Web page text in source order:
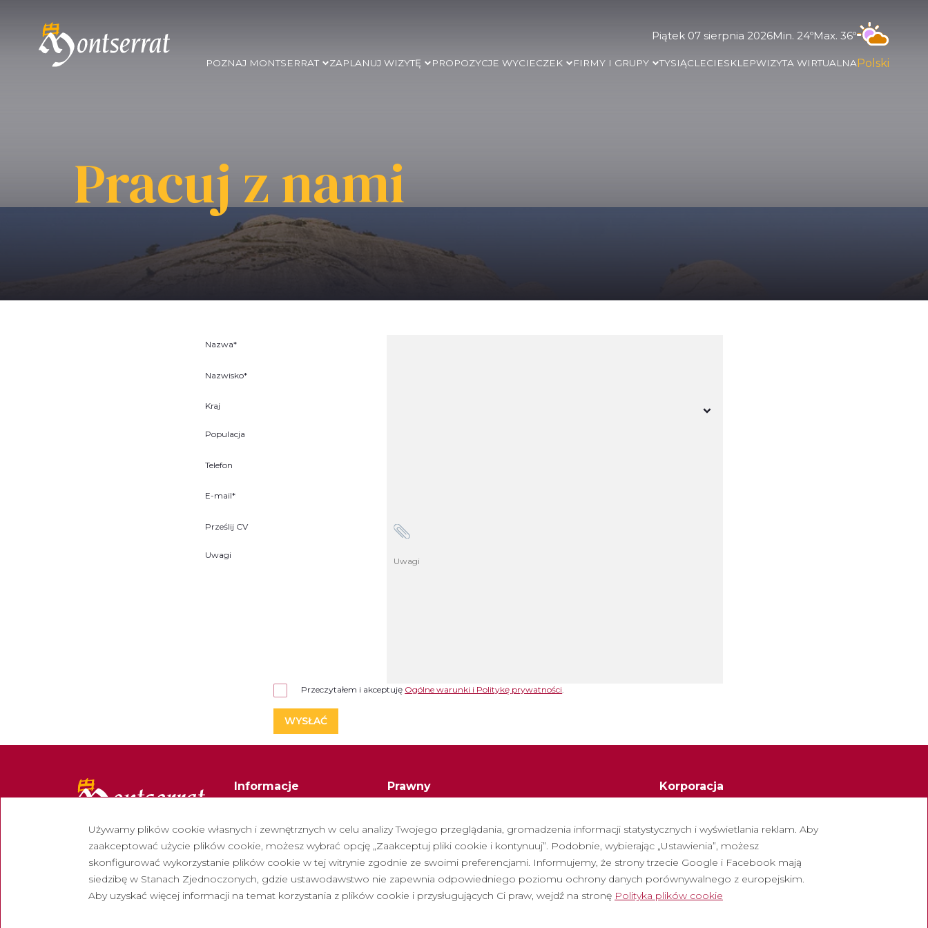
Piątek 07 sierpnia 2026Min. 24ºMax. 36º
POZNAJ MONTSERRAT ZAPLANUJ WIZYTĘ PROPOZYCJE WYCIECZEK FIRMY I GRUPY TYSIĄCLECIESKLEPWIZYTA WIRTUALNAPolski
Pracuj z nami
Nazwa*
Nazwisko*
Kraj
Populacja
Telefon
E-mail*
Prześlij CV
Uwagi
Przeczytałem i akceptuję Ogólne warunki i Politykę prywatności
WYSŁAĆ
Informacje
Biuletyn
Pracuj z nami
Często zadawane pytania
Turystyczny bilet wstępu
Prawny
Polityka cookies
Polityka dotycząca mediów społecznościowych
Kanał zgłoszen
Nota prawna
Korporacja
Escolania de Montserrat
Muzeum Montserrat
Używamy plików cookie własnych i zewnętrznych w celu analizy Twojego przeglądania, gromadzenia informacji statystycznych i wyświetlania reklam. Aby
zaakceptować użycie plików cookie, możesz wybrać opcję „Zaakceptuj pliki cookie i kontynuuj”. Podobnie, wybierając „Ustawienia”, możesz
skonfigurować wykorzystanie plików cookie w tej witrynie zgodnie ze swoimi preferencjami. Informujemy, że strony trzecie Google i Facebook mają
siedzibę w Stanach Zjednoczonych, gdzie ustawodawstwo nie zapewnia odpowiedniego poziomu ochrony danych porównywalnego z europejskim.
Aby uzyskać więcej informacji na temat korzystania z plików cookie i przysługujących Ci praw, wejdź na stronę Polityka plików cookie